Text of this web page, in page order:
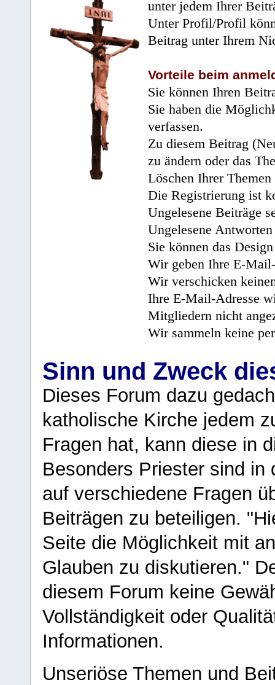
unter jedem Ihrer
Unter Profil/Profil
Beitrag unter Ihrem
Vorteile beim
Sie können Ihren
Sie haben die
verfassen.
Zu diesem Beitrag
zu ändern oder das
Löschen Ihrer
Die Registrierung ist
Ungelesene Beiträge
Ungelesene
Sie können das
Wir geben Ihre E-
Wir verschicken
Ihre E-Mail-Adresse
Mitgliedern nicht
Wir sammeln keine
Sinn und Zweck
Dieses Forum dazu
katholische Kirche jedem
Fragen hat, kann diese in
Besonders Priester sind in
auf verschiedene Fragen
Beiträgen zu beteiligen.
Seite die Möglichkeit mit
Glauben zu diskutieren."
diesem Forum keine
Vollständigkeit oder
Informationen.
Unseriöse Themen und